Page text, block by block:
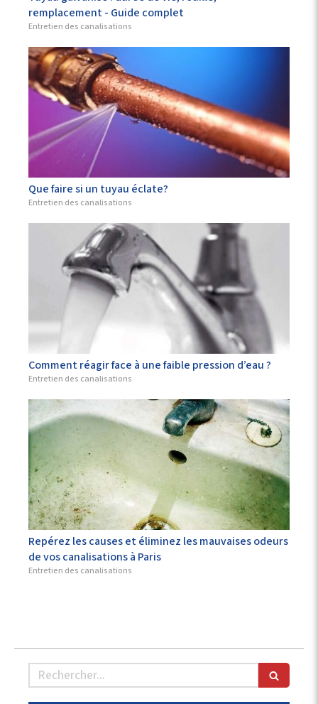
remplacement - Guide complet
Entretien des canalisations
Que faire si un tuyau éclate?
Entretien des canalisations
Comment réagir face à une faible pression d’eau ?
Entretien des canalisations
Repérez les causes et éliminez les mauvaises odeurs
de vos canalisations à Paris
Entretien des canalisations
Rechercher